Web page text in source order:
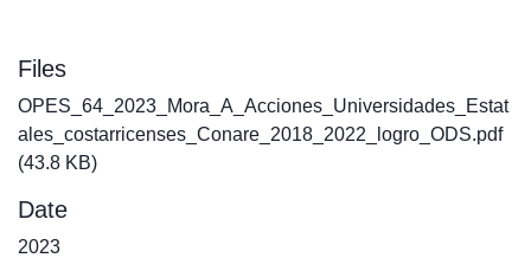
Files
OPES_64_2023_Mora_A_Acciones_Universidades_Estat
ales_costarricenses_Conare_2018_2022_logro_ODS.pdf
(43.8 KB)
Date
2023